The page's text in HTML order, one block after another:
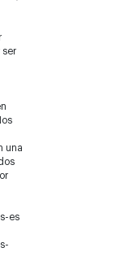
ser
una
es